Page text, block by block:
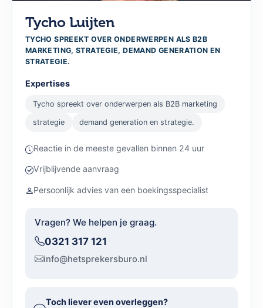
Tycho Luijten
TYCHO SPREEKT OVER ONDERWERPEN ALS B2B
MARKETING, STRATEGIE, DEMAND GENERATION EN
STRATEGIE.
Expertises
Tycho spreekt over onderwerpen als B2B marketing
strategie demand generation en strategie.
Reactie in de meeste gevallen binnen 24 uur
Vrijblijvende aanvraag
Persoonlijk advies van een boekingsspecialist
Vragen? We helpen je graag.
0321 317 121
info@hetsprekersburo.nl
Toch liever even overleggen?